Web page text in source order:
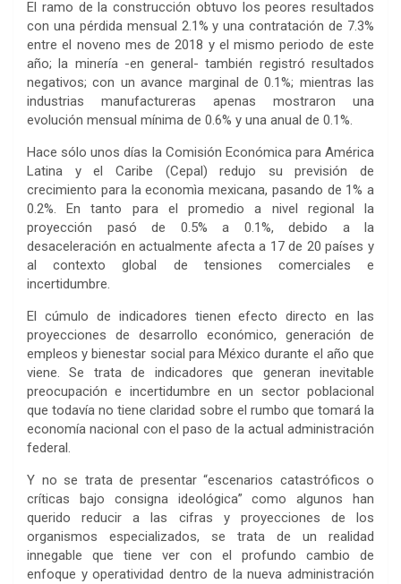
El ramo de la construcción obtuvo los peores resultados
con una pérdida mensual 2.1% y una contratación de 7.3%
entre el noveno mes de 2018 y el mismo periodo de este
año; la minería -en general- también registró resultados
negativos; con un avance marginal de 0.1%; mientras las
industrias manufactureras apenas mostraron una
evolución mensual mínima de 0.6% y una anual de 0.1%.
Hace sólo unos días la Comisión Económica para América
Latina y el Caribe (Cepal) redujo su previsión de
crecimiento para la economìa mexicana, pasando de 1% a
0.2%. En tanto para el promedio a nivel regional la
proyección pasó de 0.5% a 0.1%, debido a la
desaceleración en actualmente afecta a 17 de 20 países y
al contexto global de tensiones comerciales e
incertidumbre.
El cúmulo de indicadores tienen efecto directo en las
proyecciones de desarrollo económico, generación de
empleos y bienestar social para México durante el año que
viene. Se trata de indicadores que generan inevitable
preocupación e incertidumbre en un sector poblacional
que todavía no tiene claridad sobre el rumbo que tomará la
economía nacional con el paso de la actual administración
federal.
Y no se trata de presentar “escenarios catastróficos o
críticas bajo consigna ideológica” como algunos han
querido reducir a las cifras y proyecciones de los
organismos especializados, se trata de un realidad
innegable que tiene ver con el profundo cambio de
enfoque y operatividad dentro de la nueva administración